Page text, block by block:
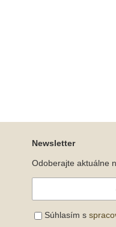
Newsletter
Odoberajte aktuálne
Súhlasím s